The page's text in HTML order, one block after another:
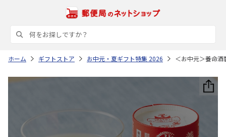
ホーム ギフトストア お中元・夏ギフト特集 2026 ＜お中元＞養命